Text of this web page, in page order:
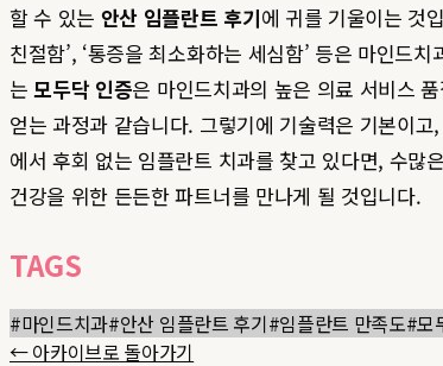
할 수 있는 안산 임플란트 후기에 귀를 기울이는 것
친절함’, ‘통증을 최소화하는 세심함’ 등은 마인드
는모두닥 인증은 마인드치과의 높은 의료 서비스
얻는 과정과 같습니다. 그렇기에 기술력은 기본이
에서 후회 없는 임플란트 치과를 찾고 있다면, 수많
건강을 위한 든든한 파트너를 만나게 될 것입니다.
TAGS
#마인드치과#안산 임플란트 후기#임플란트 만족도#모
← 아카이브로 돌아가기